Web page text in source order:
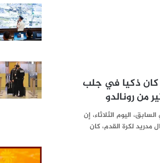
كان ذكيا في جلب
من رونالدو
اليوم الثلاثاء، إن
مدريد لكرة القدم، كان